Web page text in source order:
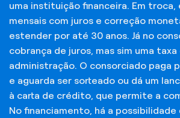
uma instituição financeira. Em troca,
mensais com juros e correção
estender por até 30 anos. Já no
cobrança de juros, mas sim uma taxa
administração. O consorciado paga
e aguarda ser sorteado ou dá um
à carta de crédito, que permite a
No financiamento, há a